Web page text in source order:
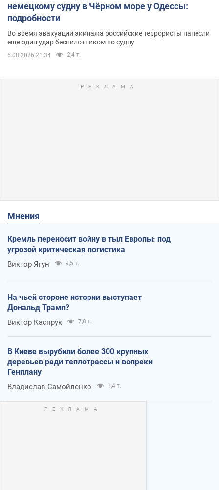
немецкому судну в Чёрном море у Одессы:
подробности
Во время эвакуации экипажа российские террористы нанесли
еще один удар беспилотником по судну
6.08.2026 21:34 2,4 т.
Мнения
Кремль переносит войну в тыл Европы: под
угрозой критическая логистика
Виктор Ягун 9,5 т.
На чьей стороне истории выступает
Дональд Трамп?
Виктор Каспрук 7,8 т.
В Киеве вырубили более 300 крупных
деревьев ради теплотрассы и вопреки
Генплану
Владислав Самойленко 1,4 т.